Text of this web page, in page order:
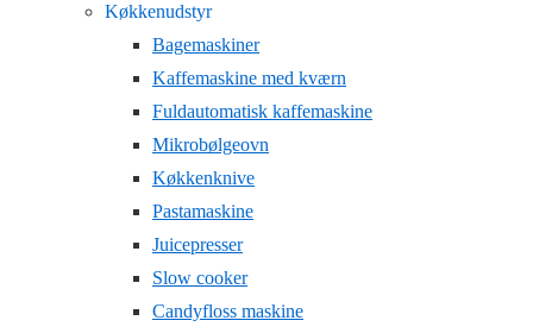
Køkkenudstyr
Bagemaskiner
Kaffemaskine med kværn
Fuldautomatisk kaffemaskine
Mikrobølgeovn
Køkkenknive
Pastamaskine
Juicepresser
Slow cooker
Candyfloss maskine